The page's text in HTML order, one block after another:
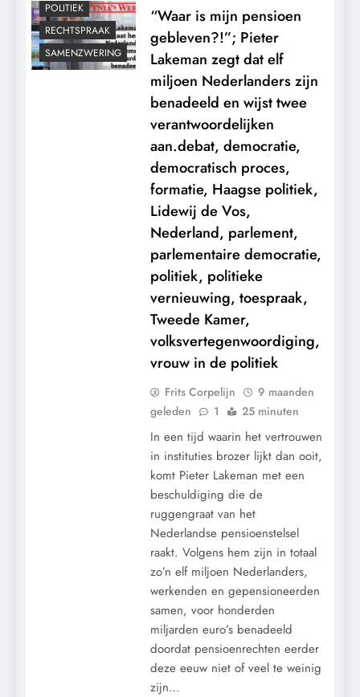
POLITIEK
RECHTSPRAAK
SAMENZWERING
“Waar is mijn pensioen
gebleven?!”; Pieter
Lakeman zegt dat elf
miljoen Nederlanders zijn
benadeeld en wijst twee
verantwoordelijken
aan.debat, democratie,
democratisch proces,
formatie, Haagse politiek,
Lidewij de Vos,
Nederland, parlement,
parlementaire democratie,
politiek, politieke
vernieuwing, toespraak,
Tweede Kamer,
volksvertegenwoordiging,
vrouw in de politiek
Frits Corpelijn
9 maanden
geleden
1 25 minuten
In een tijd waarin het vertrouwen
in instituties brozer lijkt dan ooit,
komt Pieter Lakeman met een
beschuldiging die de
ruggengraat van het
Nederlandse pensioenstelsel
raakt. Volgens hem zijn in totaal
zo’n elf miljoen Nederlanders,
werkenden en gepensioneerden
samen, voor honderden
miljarden euro’s benadeeld
doordat pensioenrechten eerder
deze eeuw niet of veel te weinig
zijn…